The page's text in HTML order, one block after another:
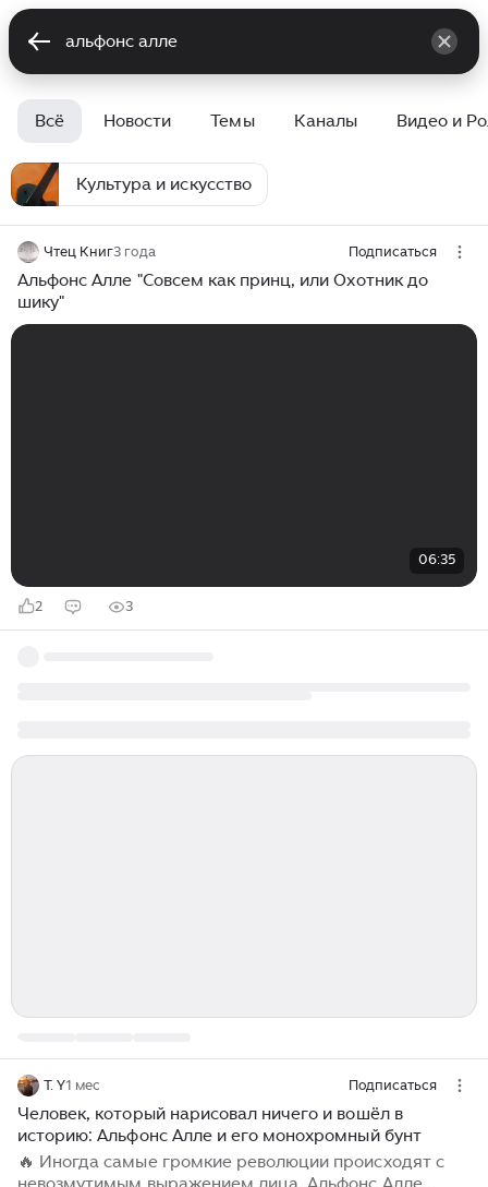
Всё Новости Темы Каналы Видео и
Культура и искусство
Чтец Книг3 года Подписаться
Альфонс Алле "Совсем как принц, или Охотник до
шику"
06:35
2 3
T. Y1 мес Подписаться
Человек, который нарисовал ничего и вошёл в
историю: Альфонс Алле и его монохромный бунт
🔥 Иногда самые громкие революции происходят с
невозмутимым выражением лица. Альфонс Алле